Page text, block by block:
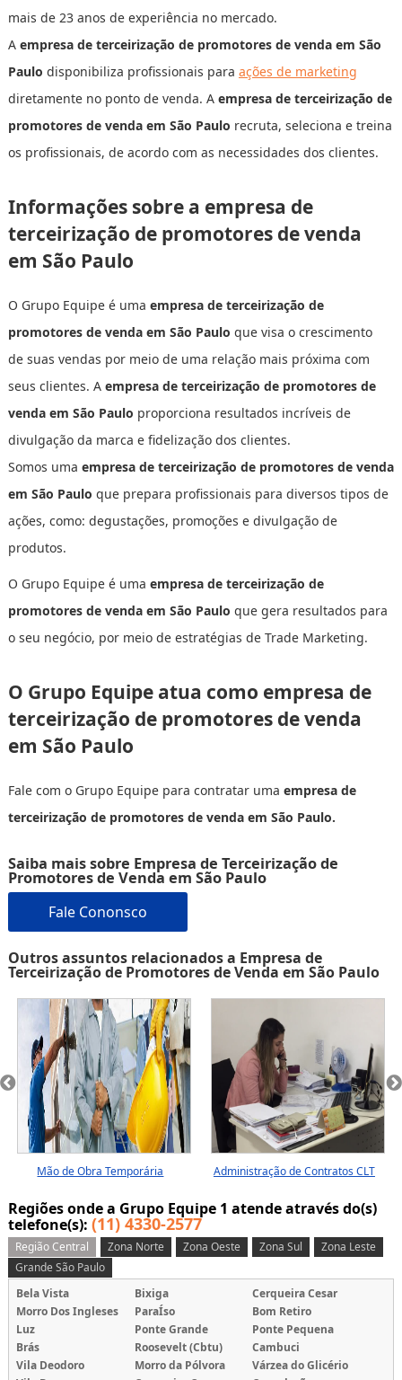
mais de 23 anos de experiência no mercado.
A empresa de terceirização de promotores de venda em São
Paulo disponibiliza profissionais para ações de marketing
diretamente no ponto de venda. A empresa de terceirização de
promotores de venda em São Paulo recruta, seleciona e treina
os profissionais, de acordo com as necessidades dos clientes.
Informações sobre a empresa de
terceirização de promotores de venda
em São Paulo
O Grupo Equipe é uma empresa de terceirização de
promotores de venda em São Paulo que visa o crescimento
de suas vendas por meio de uma relação mais próxima com
seus clientes. A empresa de terceirização de promotores de
venda em São Paulo proporciona resultados incríveis de
divulgação da marca e fidelização dos clientes.
Somos uma empresa de terceirização de promotores de venda
em São Paulo que prepara profissionais para diversos tipos de
ações, como: degustações, promoções e divulgação de
produtos.
O Grupo Equipe é uma empresa de terceirização de
promotores de venda em São Paulo que gera resultados para
o seu negócio, por meio de estratégias de Trade Marketing.
O Grupo Equipe atua como empresa de
terceirização de promotores de venda
em São Paulo
Fale com o Grupo Equipe para contratar uma empresa de
terceirização de promotores de venda em São Paulo.
Saiba mais sobre Empresa de Terceirização de
Promotores de Venda em São Paulo
Fale Cononsco
Outros assuntos relacionados a Empresa de
Terceirização de Promotores de Venda em São Paulo
Mão de Obra Temporária
Administração de Contratos CLT
Regiões onde a Grupo Equipe 1 atende através do(s)
telefone(s): (11) 4330-2577
Região Central Zona Norte Zona Oeste Zona Sul
Zona Leste
Grande São Paulo
Bela Vista
Bixiga
Cerqueira Cesar
Morro Dos Ingleses
ParaÍso
Bom Retiro
Luz
Ponte Grande
Ponte Pequena
Brás
Roosevelt (Cbtu)
Cambuci
Vila Deodoro
Morro da Pólvora
Várzea do Glicério